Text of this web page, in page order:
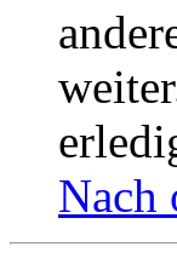
Nach